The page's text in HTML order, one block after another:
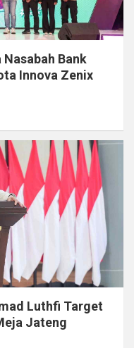
Nasabah Bank
Innova Zenix
Luthfi Target
Jateng